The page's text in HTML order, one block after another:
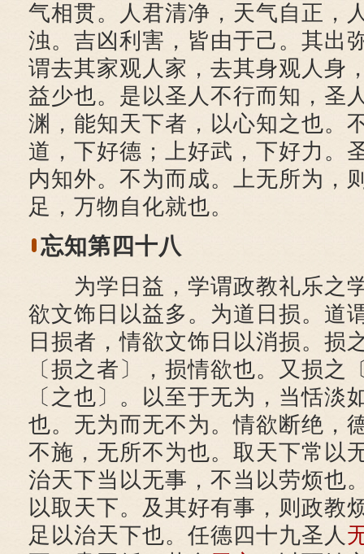
气相贯。人君清净，天气自正，
浊。吉凶利害，皆由于己。其出
谓去其家观人家，去其身观人身
益少也。是以圣人不行而知，圣
渊，能知天下者，以心知之也。
道，下好德；上好武，下好力。
内知外。不为而成。上无所为，
足，万物自化就也。
忘知第四十八
为学日益，学谓政教礼乐之
欲文饰日以益多。为道日损。道
日损者，情欲文饰日以消损。损
〔损之者〕，损情欲也。又损之
〔之也〕。以至于无为，当恬淡
也。无为而无不为。情欲断绝，
不施，无所不为也。取天下常以
治天下当以无事，不当以劳烦也
以取天下。及其好有事，则政教
足以治天下也。任德四十九圣人